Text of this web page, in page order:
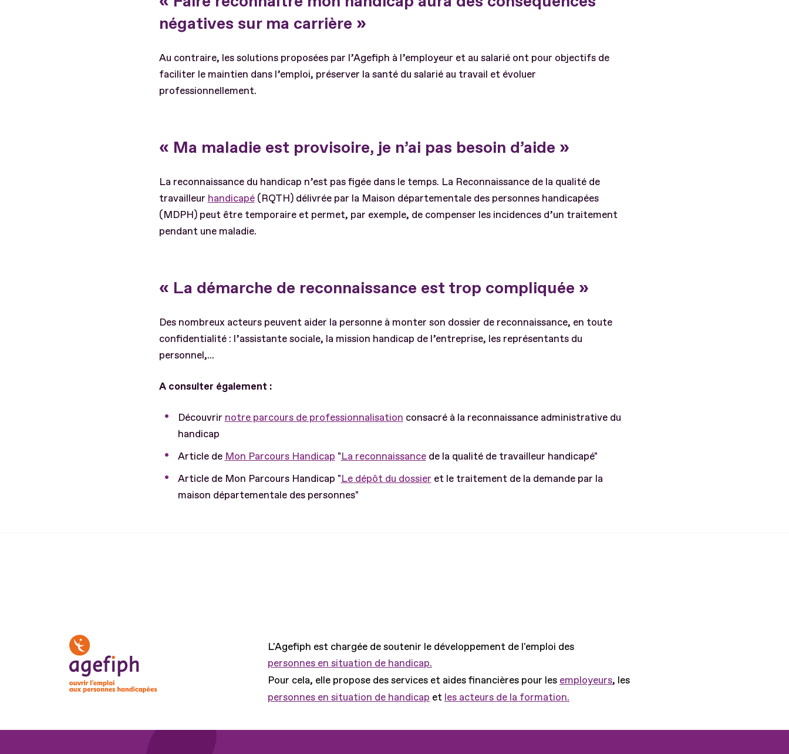
négatives sur ma carrière »
Au contraire, les solutions proposées par l’Agefiph à l’employeur et au salarié ont pour objectifs de
faciliter le maintien dans l’emploi, préserver la santé du salarié au travail et évoluer
professionnellement.
« Ma maladie est provisoire, je n’ai pas besoin d’aide »
La reconnaissance du handicap n’est pas figée dans le temps. La Reconnaissance de la qualité de
travailleur handicapé(RQTH) délivrée par la Maison départementale des personnes handicapées
(MDPH) peut être temporaire et permet, par exemple, de compenser les incidences d’un traitement
pendant une maladie.
« La démarche de reconnaissance est trop compliquée »
Des nombreux acteurs peuvent aider la personne à monter son dossier de reconnaissance, en toute
confidentialité : l’assistante sociale, la mission handicap de l’entreprise, les représentants du
personnel,...
A consulter également :
Découvrir notre parcours de professionnalisation consacré à la reconnaissance administrative du
handicap
Article de Mon Parcours Handicap "La reconnaissancede la qualité de travailleur handicapé"
Article de Mon Parcours Handicap "Le dépôt du dossier et le traitement de la demande par la
maison départementale des personnes"
L'Agefiph est chargée de soutenir le développement de l'emploi des
personnes en situation de handicap.
Pour cela, elle propose des services et aides financières pour les employeurs, les
personnes en situation de handicap et les acteurs de la formation.